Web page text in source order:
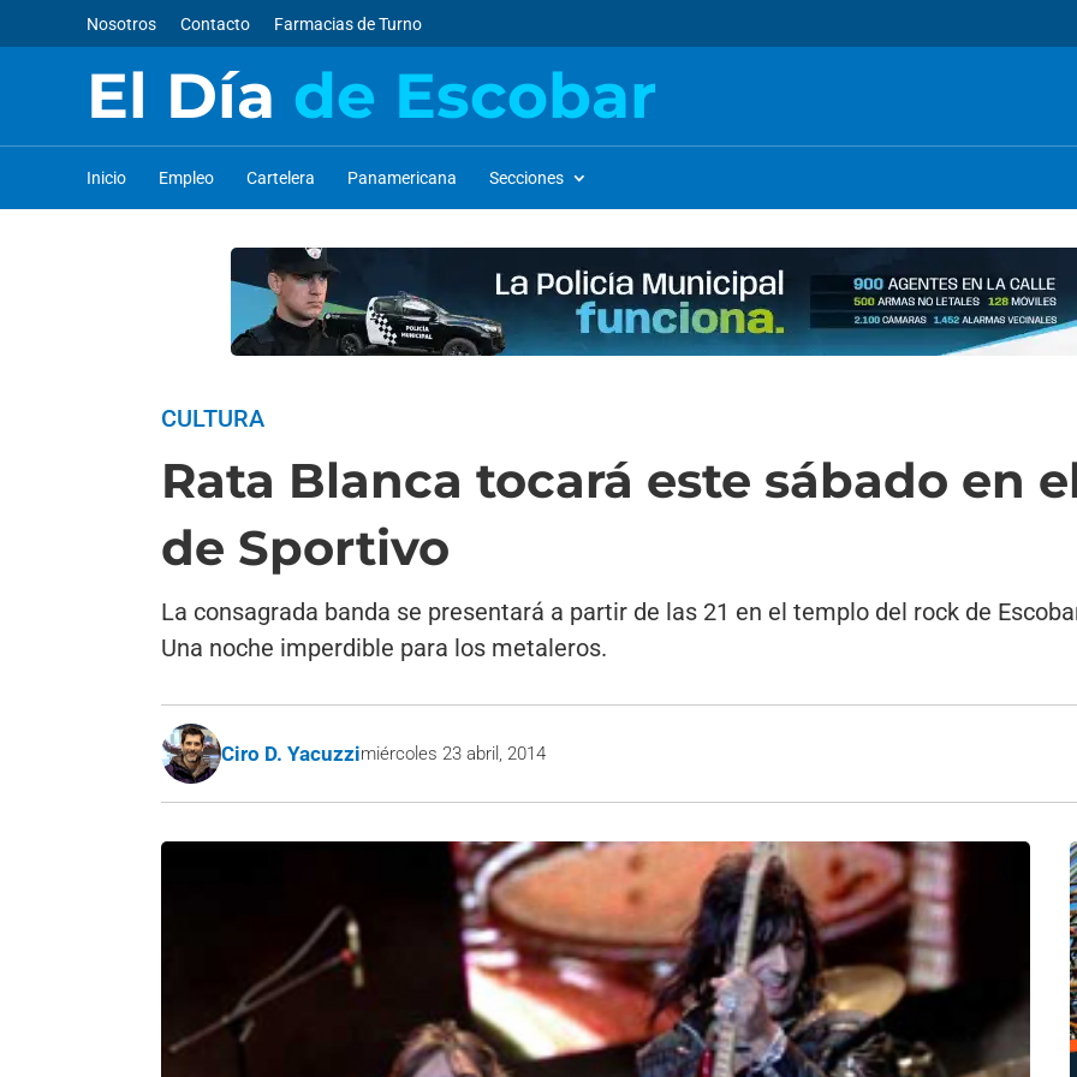
Nosotros Contacto Farmacias de Turno
El Día de Escobar
Inicio Empleo Cartelera Panamericana Secciones
CULTURA
Rata Blanca tocará este sábado en
de Sportivo
La consagrada banda se presentará a partir de las 21 en el templo del rock de
Una noche imperdible para los metaleros.
Ciro D. Yacuzzimiércoles 23 abril, 2014